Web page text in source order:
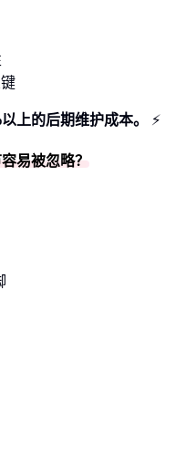
上的后期维护成本。 ⚡
易被忽略？